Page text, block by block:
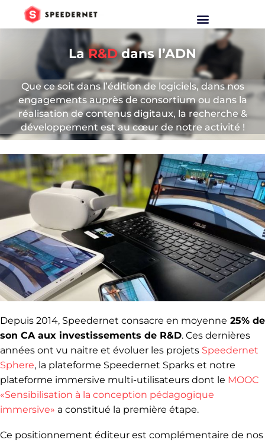
LaR&D dans l’ADN
Que ce soit dans l’édition de logiciels, dans nos
engagements auprès de consortium ou dans la
réalisation de contenus digitaux, la recherche &
développement est au cœur de notre activité !
Depuis 2014, Speedernet consacre en moyenne 25% de
son CA aux investissements de R&D. Ces dernières
années ont vu naitre et évoluer les projets Speedernet
Sphere, la plateforme Speedernet Sparks et notre
plateforme immersive multi-utilisateurs dont le MOOC
«Sensibilisation à la conception pédagogique
immersive» a constitué la première étape.
Ce positionnement éditeur est complémentaire de nos